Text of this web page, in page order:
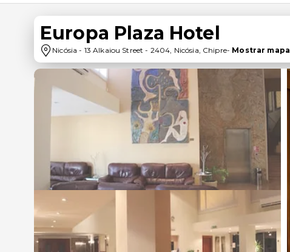
Europa Plaza Hotel
Nicósia - 13 Alkaiou Street - 2404, Nicósia, Chipre- Mostrar mapa